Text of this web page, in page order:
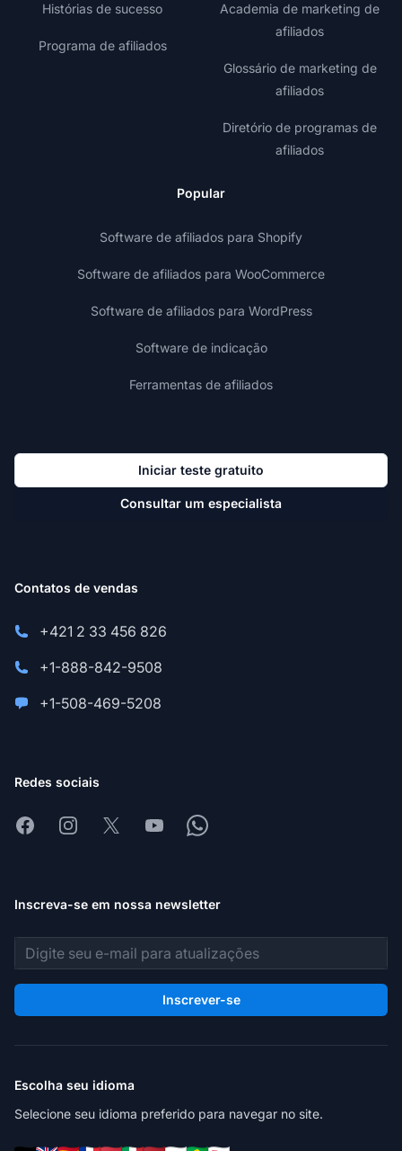
Histórias de sucesso
Programa de afiliados
Academia de marketing de
afiliados
Glossário de marketing de
afiliados
Diretório de programas de
afiliados
Popular
Software de afiliados para Shopify
Software de afiliados para WooCommerce
Software de afiliados para WordPress
Software de indicação
Ferramentas de afiliados
Iniciar teste gratuito
Consultar um especialista
Contatos de vendas
+421 2 33 456 826
+1-888-842-9508
+1-508-469-5208
Redes sociais
FacebookInstagram
X YoutubeWhatsapp
Inscreva-se em nossa newsletter
Endereço de e-mail
Inscrever-se
Escolha seu idioma
Selecione seu idioma preferido para navegar no site.